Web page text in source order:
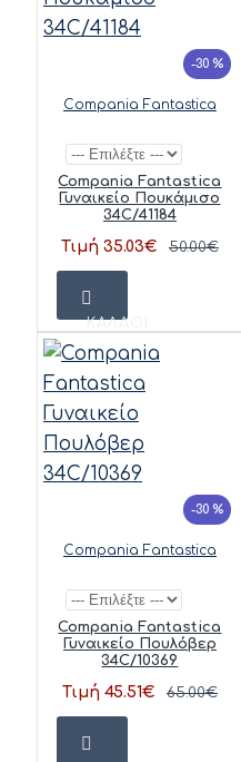
-30 %
Compania Fantastica
Compania Fantastica
Γυναικείο Πουκάμισο
34C/41184
Τιμή 35.03€ 50.00€
ΚΑΛΆΘΙ
-30 %
Compania Fantastica
Compania Fantastica
Γυναικείο Πουλόβερ
34C/10369
Τιμή 45.51€ 65.00€